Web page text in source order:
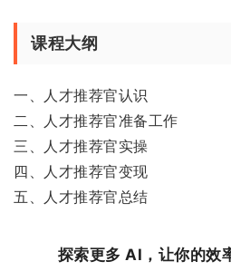
课程大纲
一、人才推荐官认识
二、人才推荐官准备工作
三、人才推荐官实操
四、人才推荐官变现
五、人才推荐官总结
探索更多 AI，让你的效